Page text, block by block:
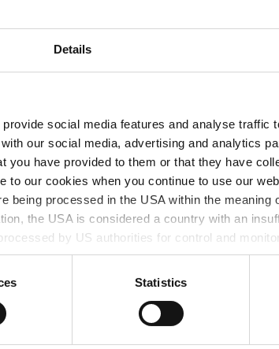
Details
social media features and analyse traffic
our social media, advertising and analytics
you have provided to them or that they have
to our cookies when you continue to use our
being processed in the USA within the meaning
the USA is considered a country with an
by US authorities for control and
can revoke withdraw your acceptance
Statistics
den letzten Feinschliff
Materialien und Formen für Ihr
Labelling-Lösungen.
Beratung.